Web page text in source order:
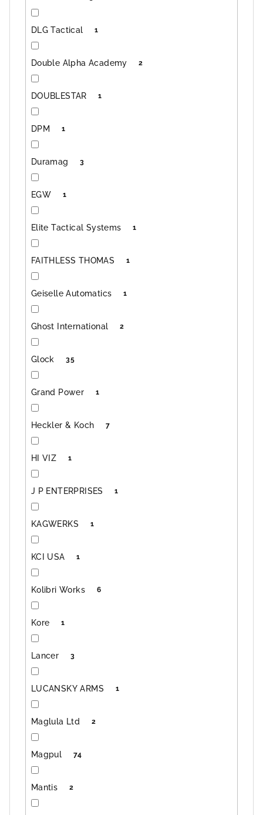
DLG Tactical 1
Double Alpha Academy 2
DOUBLESTAR 1
DPM 1
Duramag 3
EGW 1
Elite Tactical Systems 1
FAITHLESS THOMAS 1
Geiselle Automatics 1
Ghost International 2
Glock 35
Grand Power 1
Heckler & Koch 7
HI VIZ 1
J P ENTERPRISES 1
KAGWERKS 1
KCI USA 1
Kolibri Works 6
Kore 1
Lancer 3
LUCANSKY ARMS 1
Maglula Ltd 2
Magpul 74
Mantis 2